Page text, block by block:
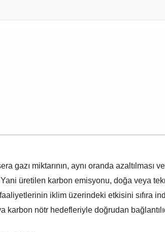
gazı miktarının, aynı oranda azaltılması
üretilen karbon emisyonu, doğa veya
iklim üzerindeki etkisini sıfıra
karbon nötr hedefleriyle doğrudan
Markanın benimle